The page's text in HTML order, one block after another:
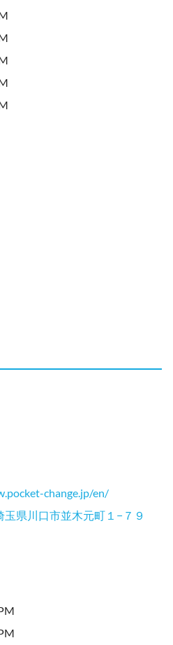
change.jp/en/
県川口市並木元町１−７９